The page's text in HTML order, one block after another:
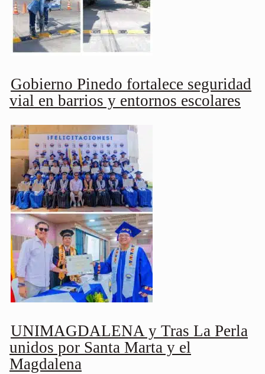
Gobierno Pinedo fortalece seguridad
vial en barrios y entornos escolares
UNIMAGDALENA y Tras La Perla
unidos por Santa Marta y el
Magdalena